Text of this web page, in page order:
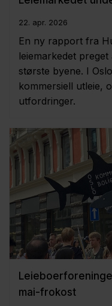
22. apr. 2026
En ny rapport fra
leiemarkedet
største byene. I
kommersiell utleie,
utfordringer.
mai-frokost